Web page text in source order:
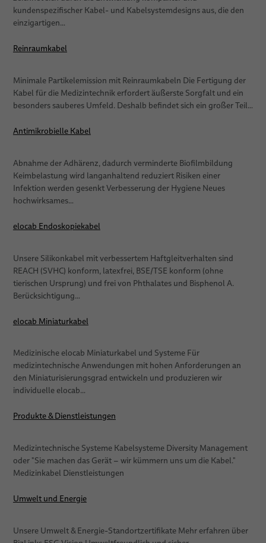
kundenspezifischer Kabel- und Kabelsystemdesigns aus, die den
einzigartigen…
Reinraumkabel
Minimale Partikelemission mit Reinraumkabeln Die Fertigung der
Kabel für die Medizintechnik erfordert äußerste Sorgfalt und ein
besonders sauberes Umfeld. Deshalb befindet sich ein großer Teil…
Antimikrobielle Kabel
Abnahme der Adhärenz, dadurch verminderte Biofilmbildung
Keimbelastung wird langanhaltend reduziert Risiken einer
Infektion werden gesenkt Verbesserung der Hygiene Neues
hochwirksames…
elocab Endoskopiekabel
Unsere Silikonkabel mit verbessertem Haftgleitverhalten sind
REACH (SVHC) konform, latexfrei, BSE/TSE konform (ohne
tierischen Ursprung) und frei von Phthalates und Bisphenol A.
Berücksichtigung…
elocab Miniaturkabel
Medizinische elocab Miniaturkabel und Systeme Für
medizintechnische Anwendungen mit hohen Anforderungen an
den Miniaturisierungsgrad entwickeln und produzieren wir
individuelle elocab…
Produkte & Dienstleistungen
Medizintechnische Systeme Kabelsysteme Diversity Management
oder "Sie machen das Gerät − wir kümmern uns um die Kabel."
Medizinkabel Dienstleistungen
Umwelt und Energie
Unsere Umwelt & Energie-Standortzertifikate Mehr erfahren über